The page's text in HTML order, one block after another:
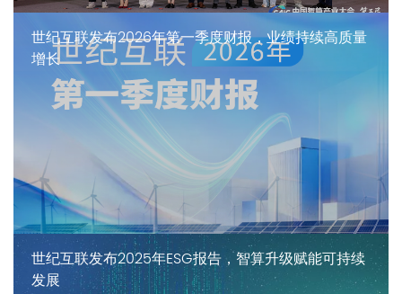
世纪互联发布2026年第一季度财报，业绩持续高质量
增长
世纪互联发布2025年ESG报告，智算升级赋能可持续
发展